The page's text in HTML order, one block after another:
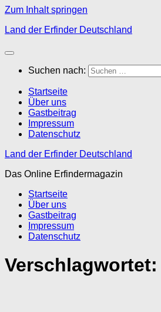
Zum Inhalt springen
Land der Erfinder Deutschland
Suchen nach:
Startseite
Über uns
Gastbeitrag
Impressum
Datenschutz
Land der Erfinder Deutschland
Das Online Erfindermagazin
Startseite
Über uns
Gastbeitrag
Impressum
Datenschutz
Verschlagwortet: